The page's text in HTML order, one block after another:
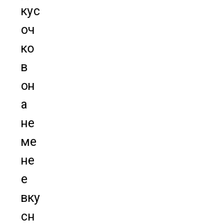
кус
оч
ко
в
он
а
не
ме
не
е
вку
сн